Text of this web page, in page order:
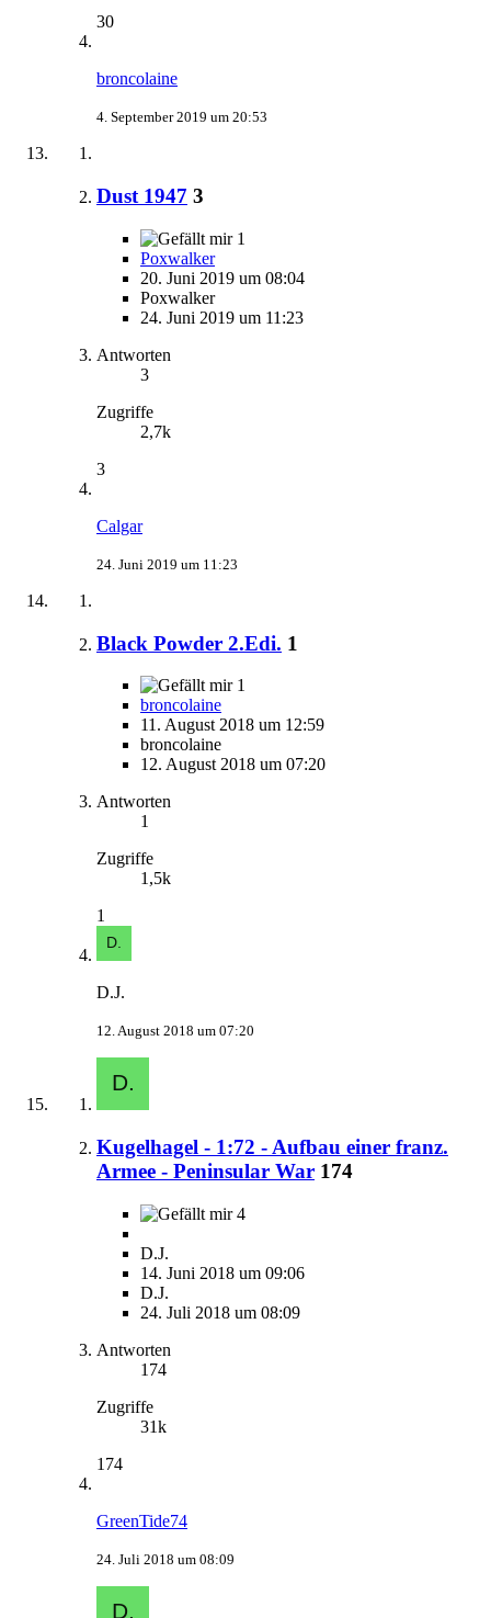
30
broncolaine
4. September 2019 um 20:53
Dust 1947 3
1
Poxwalker
20. Juni 2019 um 08:04
Poxwalker
24. Juni 2019 um 11:23
Antworten
3
Zugriffe
2,7k
3
Calgar
24. Juni 2019 um 11:23
Black Powder 2.Edi. 1
1
broncolaine
11. August 2018 um 12:59
broncolaine
12. August 2018 um 07:20
Antworten
1
Zugriffe
1,5k
1
D.J.
12. August 2018 um 07:20
Kugelhagel - 1:72 - Aufbau einer franz.
Armee - Peninsular War 174
4
D.J.
14. Juni 2018 um 09:06
D.J.
24. Juli 2018 um 08:09
Antworten
174
Zugriffe
31k
174
GreenTide74
24. Juli 2018 um 08:09